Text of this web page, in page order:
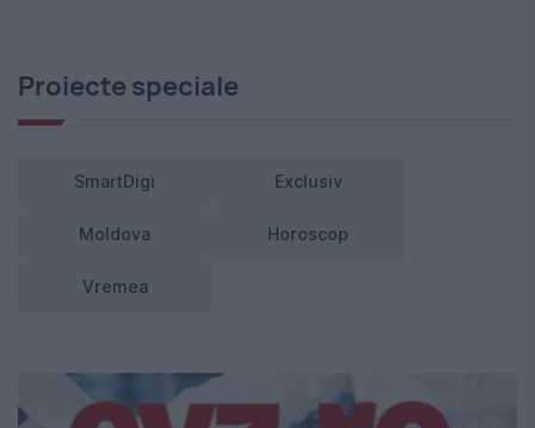
Proiecte speciale
SmartDigi Exclusiv
Moldova Horoscop
Vremea